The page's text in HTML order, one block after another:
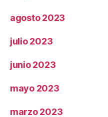
agosto 2023
julio 2023
junio 2023
mayo 2023
marzo 2023